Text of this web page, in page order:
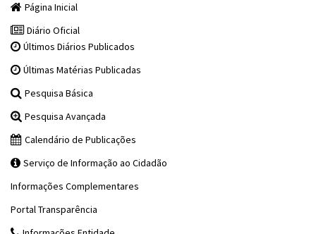
Página Inicial
Diário Oficial
Últimos Diários Publicados
Últimas Matérias Publicadas
Pesquisa Básica
Pesquisa Avançada
Calendário de Publicações
Serviço de Informação ao Cidadão
Informações Complementares
Portal Transparência